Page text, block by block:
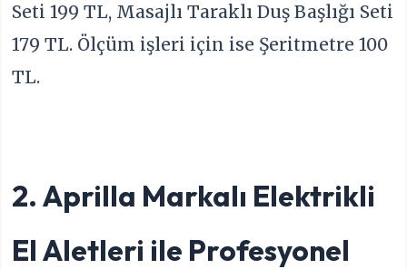
Seti 199 TL, Masajlı Taraklı Duş Başlığı Seti
179 TL. Ölçüm işleri için ise Şeritmetre 100
TL.
2. Aprilla Markalı Elektrikli
El Aletleri ile Profesyonel